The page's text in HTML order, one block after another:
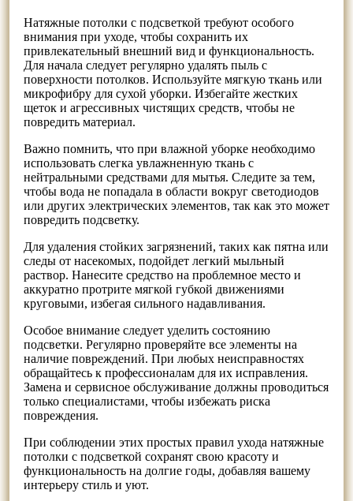
Натяжные потолки с подсветкой требуют особого
внимания при уходе, чтобы сохранить их
привлекательный внешний вид и функциональность.
Для начала следует регулярно удалять пыль с
поверхности потолков. Используйте мягкую ткань или
микрофибру для сухой уборки. Избегайте жестких
щеток и агрессивных чистящих средств, чтобы не
повредить материал.
Важно помнить, что при влажной уборке необходимо
использовать слегка увлажненную ткань с
нейтральными средствами для мытья. Следите за тем,
чтобы вода не попадала в области вокруг светодиодов
или других электрических элементов, так как это может
повредить подсветку.
Для удаления стойких загрязнений, таких как пятна или
следы от насекомых, подойдет легкий мыльный
раствор. Нанесите средство на проблемное место и
аккуратно протрите мягкой губкой движениями
круговыми, избегая сильного надавливания.
Особое внимание следует уделить состоянию
подсветки. Регулярно проверяйте все элементы на
наличие повреждений. При любых неисправностях
обращайтесь к профессионалам для их исправления.
Замена и сервисное обслуживание должны проводиться
только специалистами, чтобы избежать риска
повреждения.
При соблюдении этих простых правил ухода натяжные
потолки с подсветкой сохранят свою красоту и
функциональность на долгие годы, добавляя вашему
интерьеру стиль и уют.